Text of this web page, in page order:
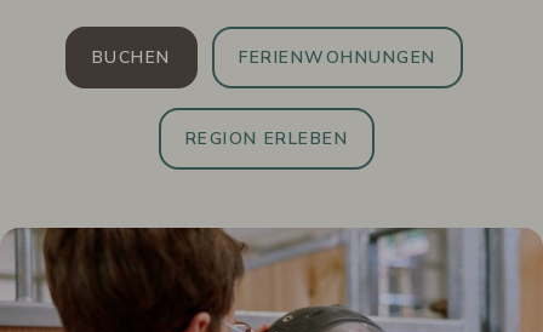
BUCHEN FERIENWOHNUNGEN
REGION ERLEBEN